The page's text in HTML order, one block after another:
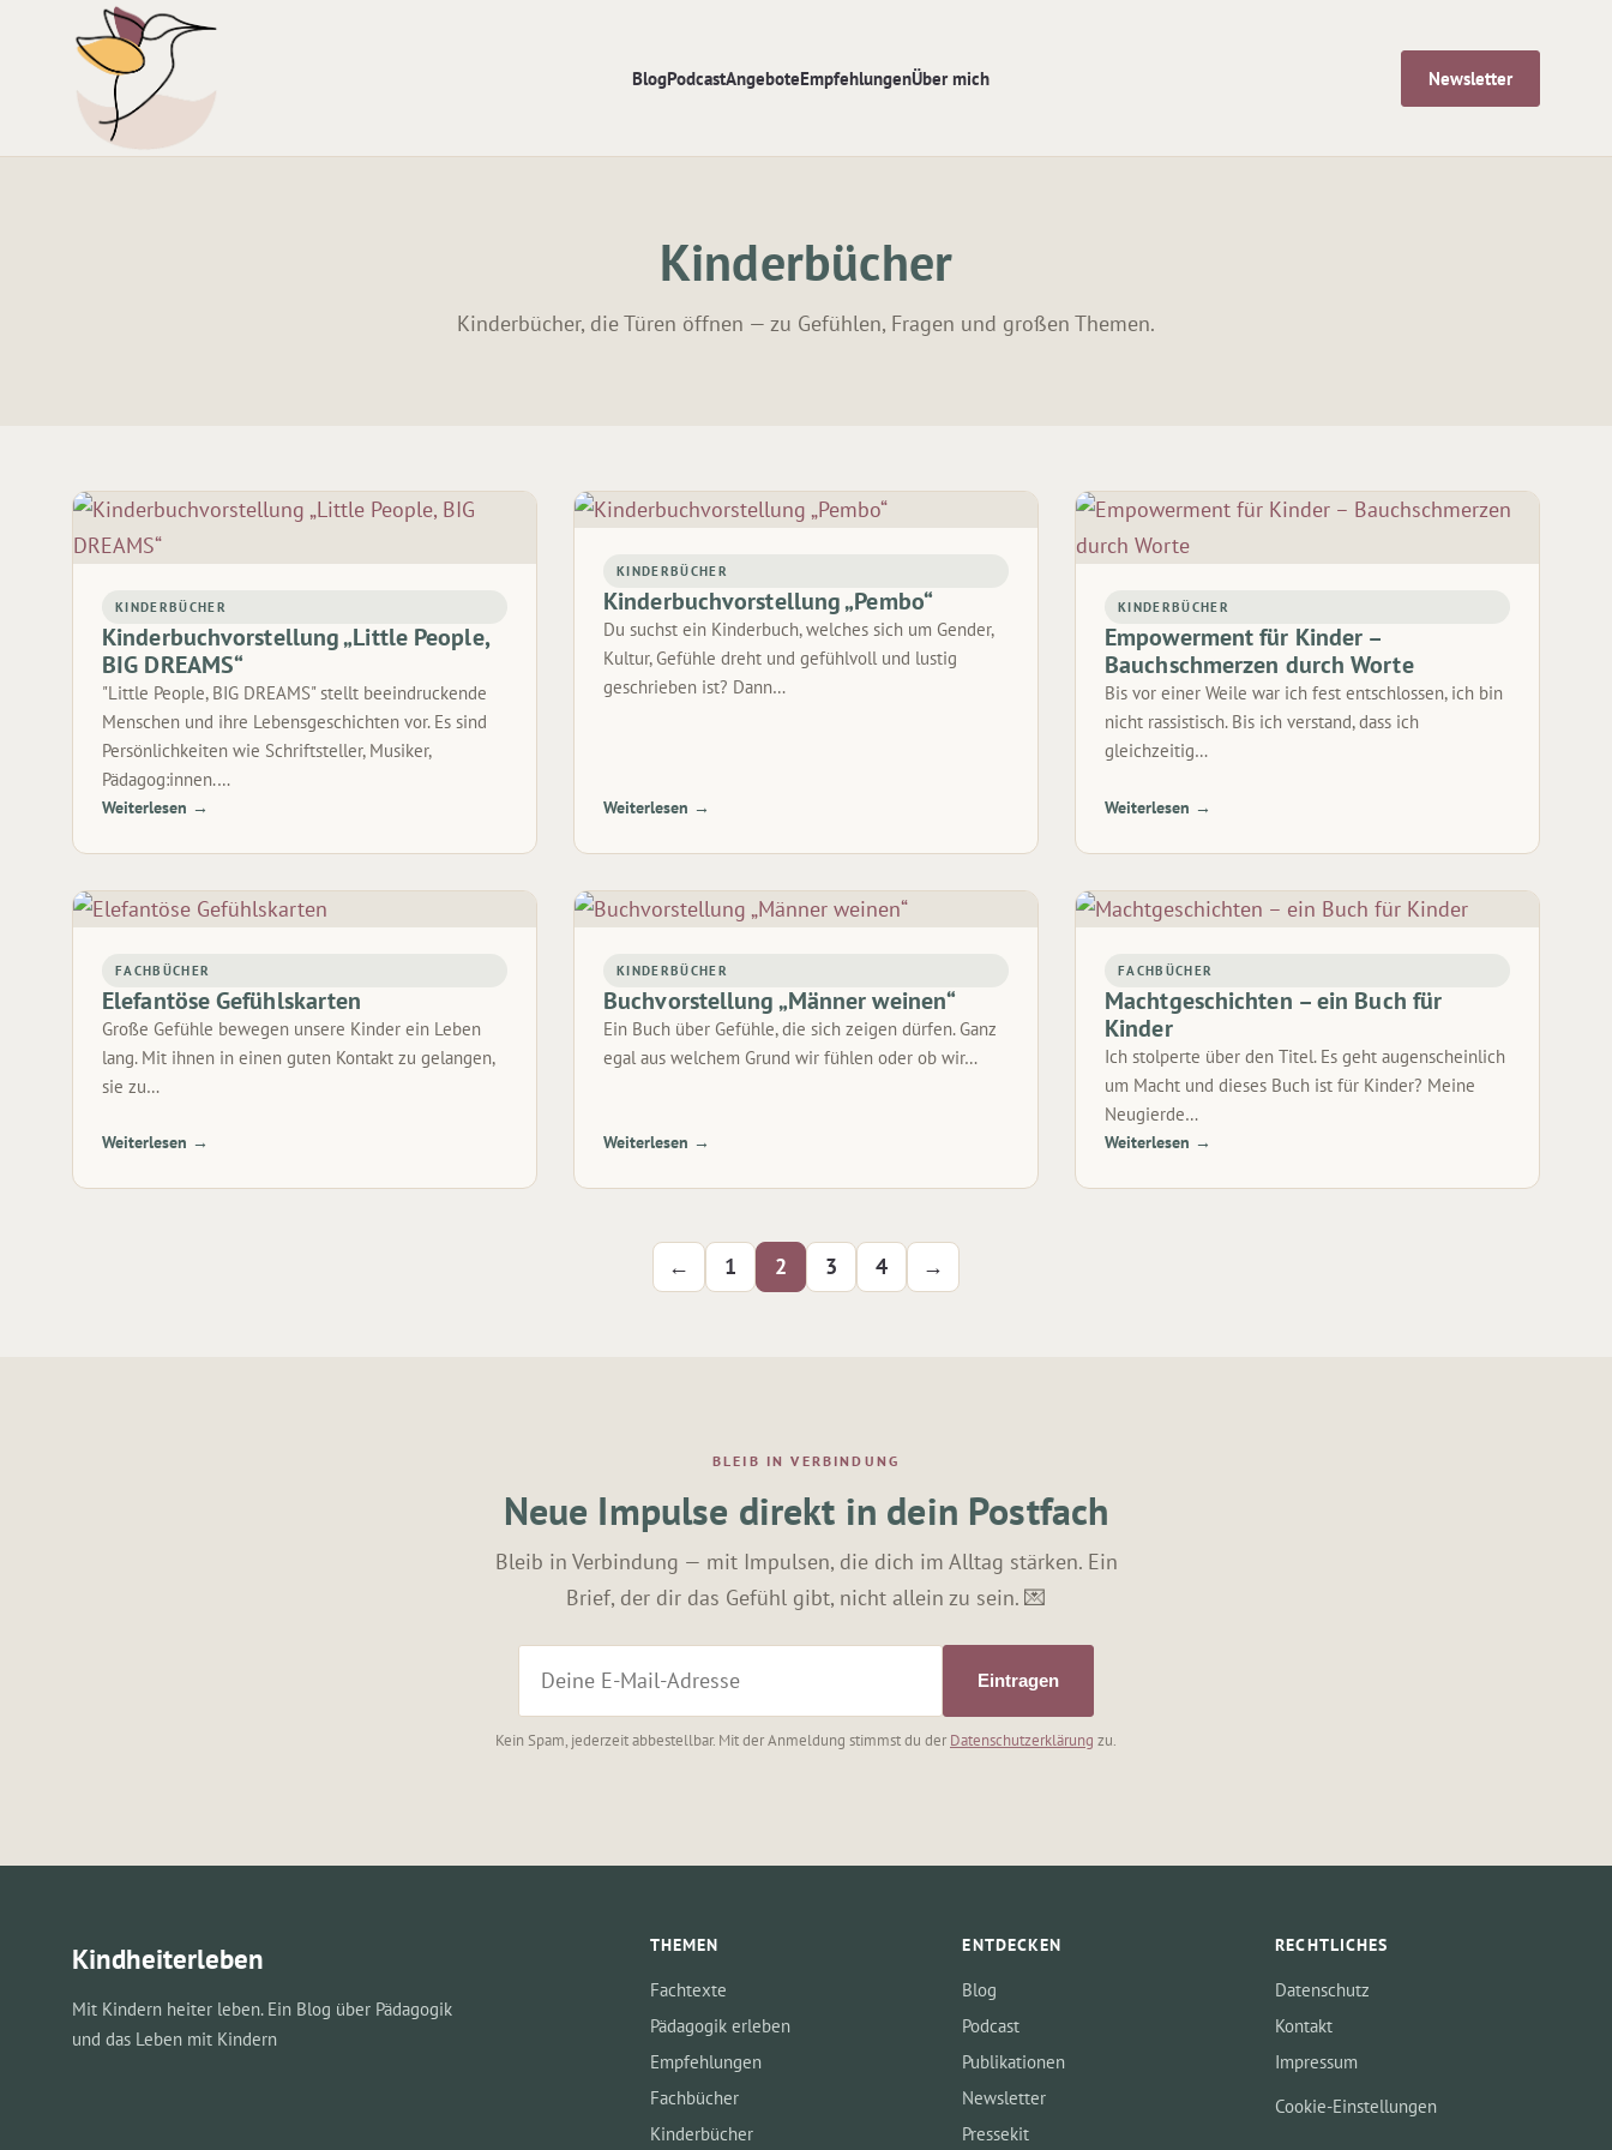
BlogPodcastAngeboteEmpfehlungenÜber mich Newsletter
Kinderbücher
Kinderbücher, die Türen öffnen — zu Gefühlen, Fragen und großen Themen.
KINDERBÜCHER
Kinderbuchvorstellung „Little People,
BIG DREAMS“
"Little People, BIG DREAMS" stellt beeindruckende
Menschen und ihre Lebensgeschichten vor. Es sind
Persönlichkeiten wie Schriftsteller, Musiker,
Pädagog:innen.…
Weiterlesen →
KINDERBÜCHER
Kinderbuchvorstellung „Pembo“
Du suchst ein Kinderbuch, welches sich um Gender,
Kultur, Gefühle dreht und gefühlvoll und lustig
geschrieben ist? Dann…
Weiterlesen →
KINDERBÜCHER
Empowerment für Kinder –
Bauchschmerzen durch Worte
Bis vor einer Weile war ich fest entschlossen, ich bin
nicht rassistisch. Bis ich verstand, dass ich
gleichzeitig…
Weiterlesen →
FACHBÜCHER
Elefantöse Gefühlskarten
Große Gefühle bewegen unsere Kinder ein Leben
lang. Mit ihnen in einen guten Kontakt zu gelangen,
sie zu…
Weiterlesen →
KINDERBÜCHER
Buchvorstellung „Männer weinen“
Ein Buch über Gefühle, die sich zeigen dürfen. Ganz
egal aus welchem Grund wir fühlen oder ob wir…
Weiterlesen →
FACHBÜCHER
Machtgeschichten – ein Buch für
Kinder
Ich stolperte über den Titel. Es geht augenscheinlich
um Macht und dieses Buch ist für Kinder? Meine
Neugierde…
Weiterlesen →
← 1 2 3 4 →
BLEIB IN VERBINDUNG
Neue Impulse direkt in dein Postfach
Bleib in Verbindung — mit Impulsen, die dich im Alltag stärken. Ein
Brief, der dir das Gefühl gibt, nicht allein zu sein. 💌
Eintragen
Kein Spam, jederzeit abbestellbar. Mit der Anmeldung stimmst du der Datenschutzerklärung zu.
Kindheiterleben
Mit Kindern heiter leben. Ein Blog über Pädagogik
und das Leben mit Kindern
THEMEN
Fachtexte
Pädagogik erleben
Empfehlungen
Fachbücher
Kinderbücher
ENTDECKEN
Blog
Podcast
Publikationen
Newsletter
Pressekit
RECHTLICHES
Datenschutz
Kontakt
Impressum
Cookie-Einstellungen